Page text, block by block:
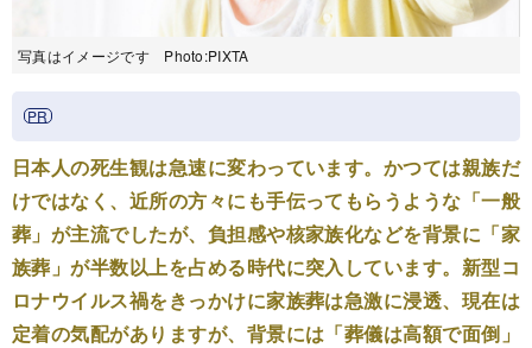
写真はイメージです Photo:PIXTA
日本人の死生観は急速に変わっています。かつては親族だ
けではなく、近所の方々にも手伝ってもらうような「一般
葬」が主流でしたが、負担感や核家族化などを背景に「家
族葬」が半数以上を占める時代に突入しています。新型コ
ロナウイルス禍をきっかけに家族葬は急激に浸透、現在は
定着の気配がありますが、背景には「葬儀は高額で面倒」